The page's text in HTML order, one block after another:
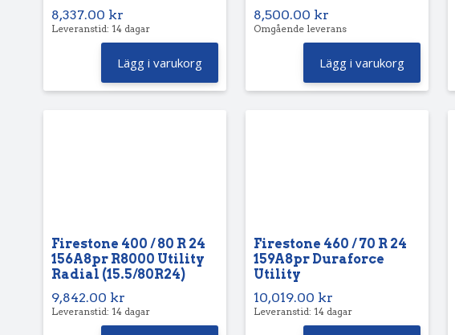
8,500.00 kr
Omgående leverans
Lägg i varukorg
8,337.00 kr
Leveranstid: 14 dagar
Lägg i varukorg
Firestone 400 / 80 R 24
156A8pr R8000 Utility
Radial (15.5/80R24)
9,842.00 kr
Leveranstid: 14 dagar
Firestone 460 / 70 R 24
159A8pr Duraforce
Utility
10,019.00 kr
Leveranstid: 14 dagar